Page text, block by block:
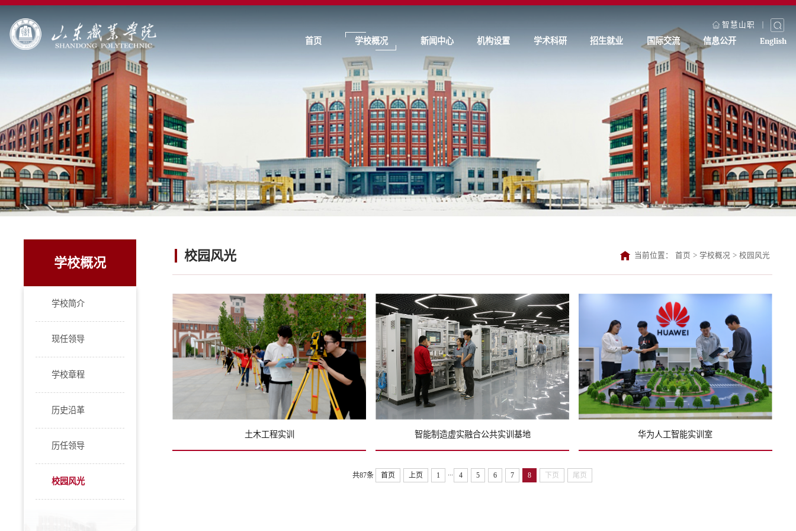
智慧山职
首页 学校概况 新闻中心 机构设置 学术科研 招生就业 国际交流 信息公开 English
学校概况
学校简介
现任领导
学校章程
历史沿革
历任领导
校园风光
校园风光 当前位置： 首页 > 学校概况 > 校园风光
土木工程实训 智能制造虚实融合公共实训基地 华为人工智能实训室
共87条 首页 上页 1 ... 4 5 6 7 8 下页 尾页